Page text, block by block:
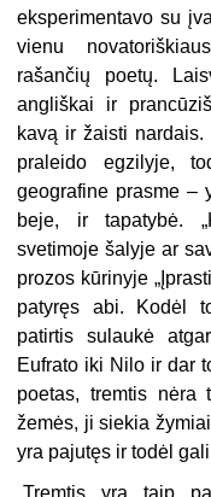
eksperimentavo su
vienu
rašančių poetų.
angliškai ir
kavą ir žaisti
praleido egzilyje,
geografine prasme –
beje, ir tapatybė.
svetimoje šalyje ar
prozos kūrinyje
patyręs abi. Kodėl
patirtis sulaukė
Eufrato iki Nilo ir dar
poetas, tremtis nėra
žemės, ji siekia
yra pajutęs ir todėl
„Tremtis yra taip